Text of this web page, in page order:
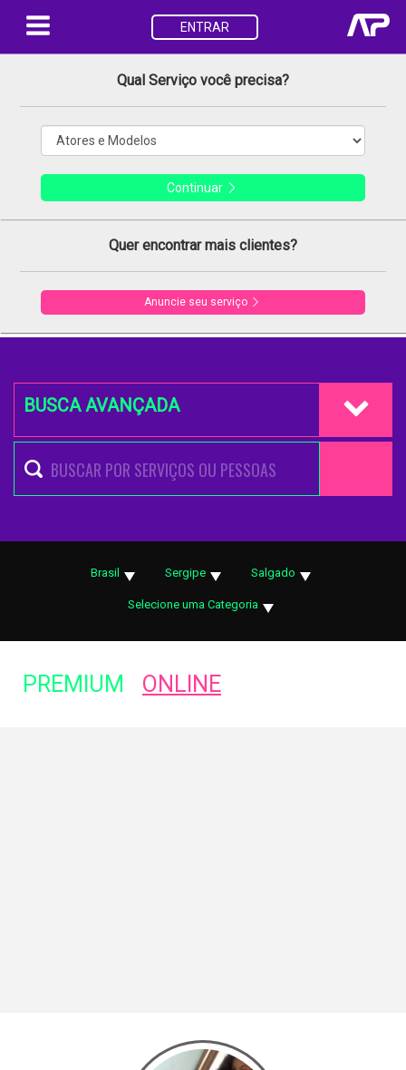
ENTRAR
Qual Serviço você precisa?
Continuar
Quer encontrar mais clientes?
Anuncie seu serviço
BUSCA AVANÇADA
Brasil Sergipe Salgado
Selecione uma Categoria
PREMIUM ONLINE